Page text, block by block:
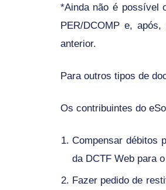
*Ainda não é possível
PER/DCOMPe, após,
anterior.
Para outros tipos de
Os contribuintes do
Compensar débitos
da DCTF Web para
Fazer pedido de